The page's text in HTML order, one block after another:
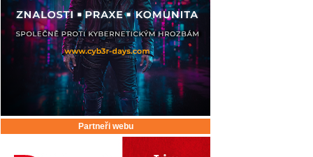
Partneři webu